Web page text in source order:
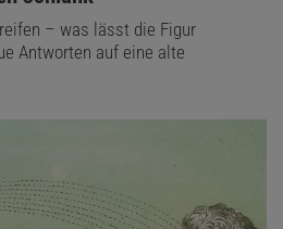
– was lässt die Figur
Antworten auf eine alte